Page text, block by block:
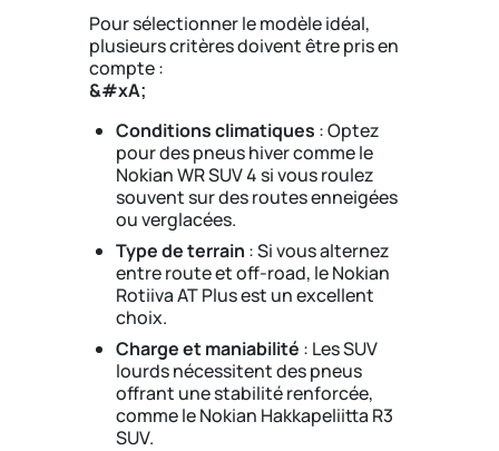
Pour sélectionner le modèle idéal,
plusieurs critères doivent être pris en
compte :
&#xA;
Conditions climatiques : Optez
pour des pneus hiver comme le
Nokian WR SUV 4 si vous roulez
souvent sur des routes enneigées
ou verglacées.
Type de terrain : Si vous alternez
entre route et off-road, le Nokian
Rotiiva AT Plus est un excellent
choix.
Charge et maniabilité : Les SUV
lourds nécessitent des pneus
offrant une stabilité renforcée,
comme le Nokian Hakkapeliitta R3
SUV.